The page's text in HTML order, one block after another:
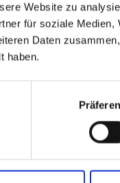
Website zu
für soziale
Daten
haben.